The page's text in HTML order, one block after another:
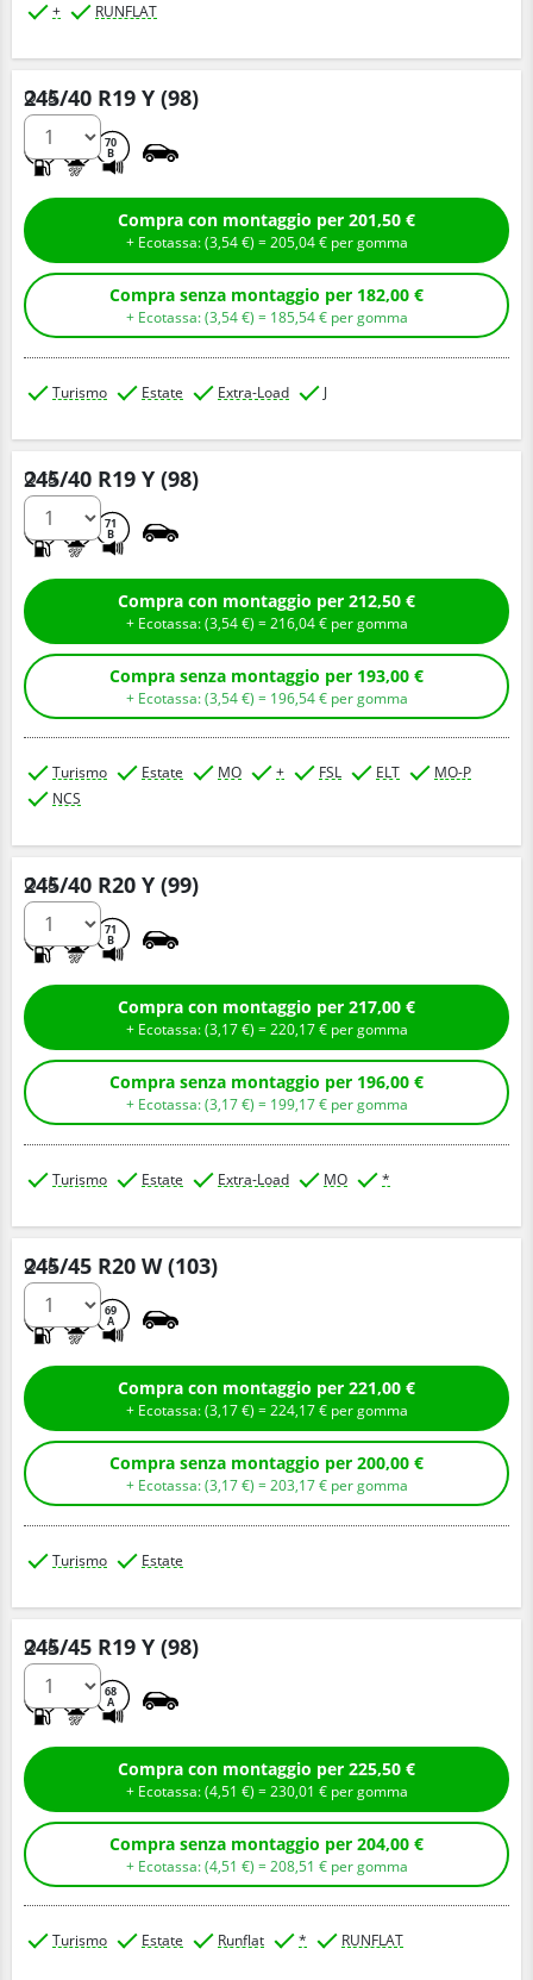
+
RUNFLAT
245/40 R19 Y (98)
70
B
Q.tà
Compra con montaggio per 201,50 €
+ Ecotassa: (3,54€ ) =205,04€ per gomma
Compra senza montaggio per 182,00 €
+ Ecotassa: (3,54€ ) = 185,54€ per gomma
Turismo Estate Extra-Load J
245/40 R19 Y (98)
71
B
Q.tà
Compra con montaggio per 212,50 €
+ Ecotassa: (3,54€ ) =216,04€ per gomma
Compra senza montaggio per 193,00 €
+ Ecotassa: (3,54€ ) = 196,54€ per gomma
Turismo Estate MO + FSL ELT
MO-P
NCS
245/40 R20 Y (99)
71
B
Q.tà
Compra con montaggio per 217,00 €
+ Ecotassa: (3,17€ ) =220,17€ per gomma
Compra senza montaggio per 196,00 €
+ Ecotassa: (3,17€ ) = 199,17€ per gomma
Turismo Estate Extra-Load MO *
245/45 R20 W (103)
69
A
Q.tà
Compra con montaggio per 221,00 €
+ Ecotassa: (3,17€ ) =224,17€ per gomma
Compra senza montaggio per 200,00 €
+ Ecotassa: (3,17€ ) =203,17€ per gomma
Turismo Estate
245/45 R19 Y (98)
68
A
Q.tà
Compra con montaggio per 225,50 €
+ Ecotassa: (4,51 € ) =230,01 € per gomma
Compra senza montaggio per 204,00 €
+ Ecotassa: (4,51 € ) =208,51 € per gomma
Turismo Estate Runflat * RUNFLAT